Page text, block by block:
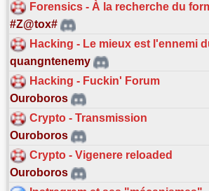
Forensics - À la recherche du
#Z@tox#
Hacking - Le mieux est l'ennemi
quangntenemy
Hacking - Fuckin' Forum
Ouroboros
Crypto - Transmission
Ouroboros
Crypto - Vigenere reloaded
Ouroboros